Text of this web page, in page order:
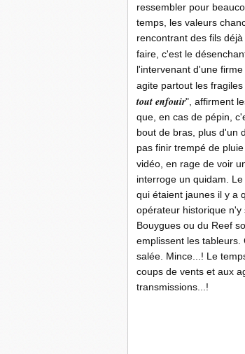
ressembler pour
temps, les valeurs
rencontrant des fils
faire, c'est le
l'intervenant d'une
agite partout les
tout enfouir", affirment
que, en cas de pépin,
bout de bras, plus d'un
pas finir trempé de
vidéo, en rage de voir
interroge un quidam.
qui étaient jaunes il y a
opérateur historique
Bouygues ou du Reef
emplissent les
salée. Mince...! Le
coups de vents et aux
transmissions...!